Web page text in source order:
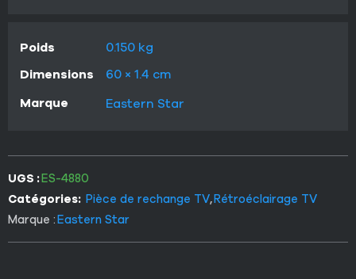
Poids
0.150 kg
Dimensions
60 × 1.4 cm
Marque
Eastern Star
UGS :ES-4880
Catégories: Pièce de rechange TV,Rétroéclairage TV
Marque :Eastern Star